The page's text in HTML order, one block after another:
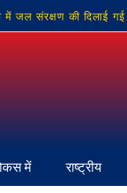
में जल संरक्षण की दिलाई
में राष्ट्रीय